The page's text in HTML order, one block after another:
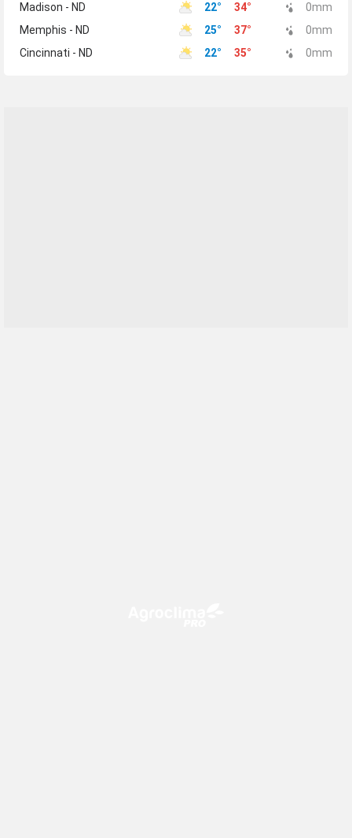
Madison - ND
22° 34° 0mm
Memphis - ND
25° 37° 0mm
Cincinnati - ND
22° 35° 0mm